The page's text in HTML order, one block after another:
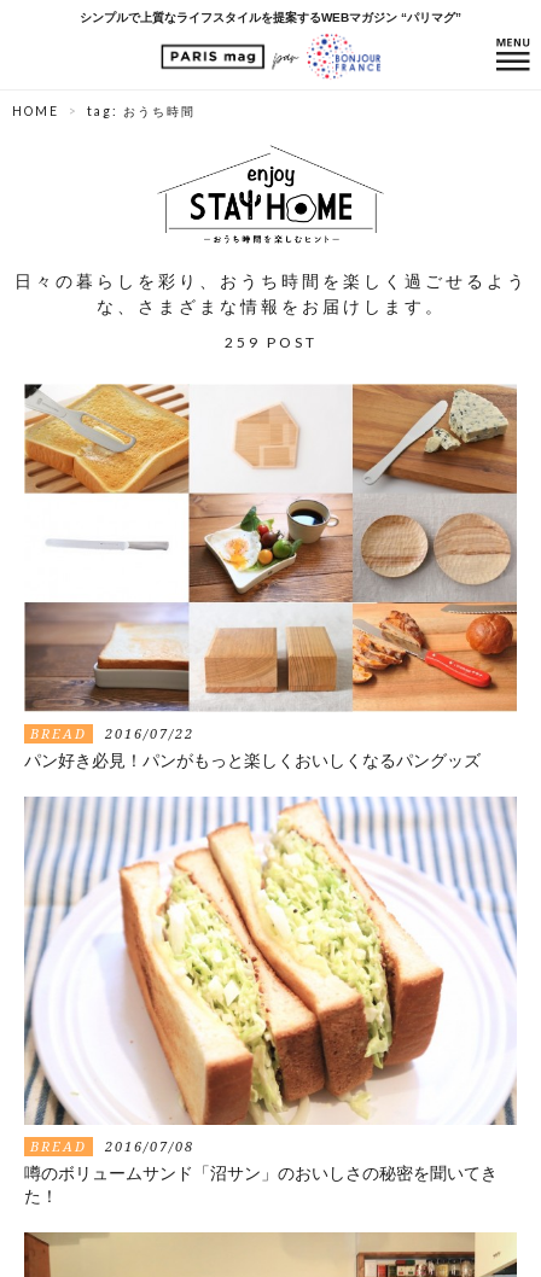
シンプルで上質なライフスタイルを提案するWEBマガジン “パリマグ”
HOME tag: おうち時間
日々の暮らしを彩り、おうち時間を楽しく過ごせるよう
な、さまざまな情報をお届けします。
259 POST
BREAD 2016/07/22
パン好き必見！パンがもっと楽しくおいしくなるパングッズ
BREAD 2016/07/08
噂のボリュームサンド「沼サン」のおいしさの秘密を聞いてき
た！